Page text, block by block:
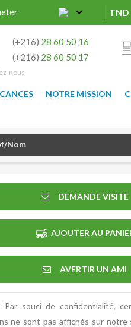
TND
28 60 50 16
28 60 50 17
nous
NOTRE MISSION
DEMANDE VISITE
AJOUTER AU
AVERTIR UN AMI
Par souci de confidentialité,
ne sont pas affichés sur notre